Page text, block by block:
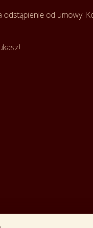
odstąpienie od umowy.